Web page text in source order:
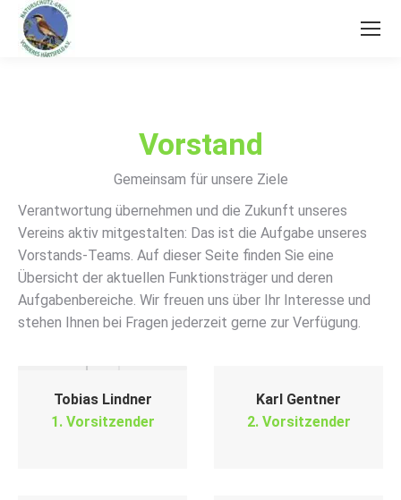
Vorstand
Gemeinsam für unsere Ziele
Verantwortung übernehmen und die Zukunft unseres
Vereins aktiv mitgestalten: Das ist die Aufgabe unseres
Vorstands-Teams. Auf dieser Seite finden Sie eine
Übersicht der aktuellen Funktionsträger und deren
Aufgabenbereiche. Wir freuen uns über Ihr Interesse und
stehen Ihnen bei Fragen jederzeit gerne zur Verfügung.
Tobias Lindner
1. Vorsitzender
Karl Gentner
2. Vorsitzender